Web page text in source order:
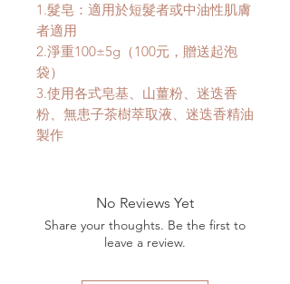
1.髮皂：適用於短髮者或中油性肌膚
者適用
2.淨重100±5g （100元，贈送起泡
袋）
3.使用各式皂基、山薑粉、迷迭香
粉、無患子茶樹萃取液、迷迭香精油
製作
No Reviews Yet
Share your thoughts. Be the first to
leave a review.